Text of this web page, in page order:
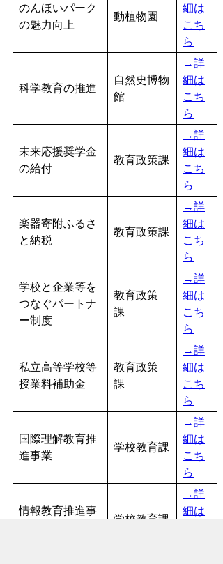
のんほいパーク
の魅力向上
動植物園
細は
こち
ら
科学教育の推進
自然史博物
館
→詳
細は
こち
ら
未来応援奨学金
の給付
教育政策課
→詳
細は
こち
ら
楽器寄附ふるさ
と納税
教育政策課
→詳
細は
こち
ら
学校と企業等を
つなぐパートナ
ー制度
教育政策
課
→詳
細は
こち
ら
私立高等学校等
授業料補助金
教育政策
課
→詳
細は
こち
ら
国際理解教育推
進事業
学校教育課
→詳
細は
こち
ら
情報教育推進事
学校教育課
→詳
細は